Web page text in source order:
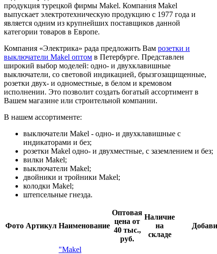
продукция турецкой фирмы Makel. Компания Makel
выпускает электротехническую продукцию с 1977 года и
является одним из крупнейших поставщиков данной
категории товаров в Европе.
Компания «Электрика» рада предложить Вам розетки и
выключатели Makel оптом в Петербурге. Представлен
широкий выбор моделей: одно- и двухклавишные
выключатели, со световой индикацией, брызгозащищенные,
розетки двух- и одноместные, в белом и кремовом
исполнении. Это позволит создать богатый ассортимент в
Вашем магазине или строительной компании.
В нашем ассортименте:
выключатели Makel - одно- и двухклавишные с
индикаторами и без;
розетки Makel одно- и двухместные, с заземлением и без;
вилки Makel;
выключатели Makel;
двойники и тройники Makel;
колодки Makel;
штепсельные гнезда.
Фото Артикул Наименование
Оптовая
цена от
40 тыс.,
руб.
Наличие
на
складе
"Makel